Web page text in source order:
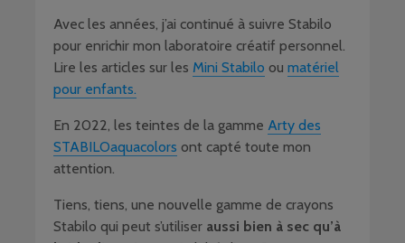
Avec les années, j’ai continué à suivre Stabilo
pour enrichir mon laboratoire créatif personnel.
Lire les articles sur les Mini Stabilo ou matériel
pour enfants.
En 2022, les teintes de la gamme Arty des
STABILOaquacolors ont capté toute mon
attention.
Tiens, tiens, une nouvelle gamme de crayons
Stabilo qui peut s’utiliser aussi bien à sec qu’à